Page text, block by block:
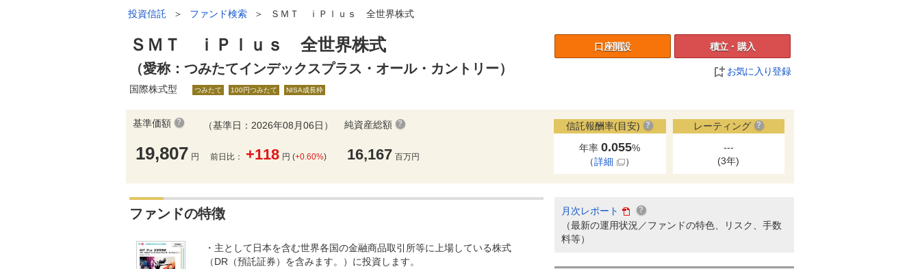
投資信託 ＞ ファンド検索 ＞ ＳＭＴ ｉＰｌｕｓ 全世界株式
ＳＭＴ ｉＰｌｕｓ 全世界株式
（愛称：つみたてインデックスプラス・オール・カントリー）
口座開設 積立・購入
お気に入り登録
国際株式型
つみたて 100円つみたて NISA成長枠
基準価額
19,807 円
（基準日：2026年08月06日）
前日比： +118 円 (+0.60%)
純資産総額
16,167 百万円
信託報酬率(目安)
年率0.055%
（詳細 ）
レーティング
---
(3年)
ファンドの特徴
・主として日本を含む世界各国の金融商品取引所等に上場している株式
（DR（預託証券）を含みます。）に投資します。
月次レポート
（最新の運用状況／ファンドの特色、リスク、手数
料等）